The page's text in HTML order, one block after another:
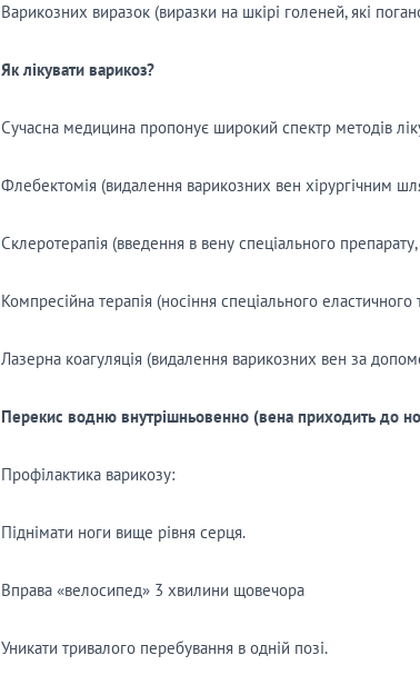
Варикозних виразок (виразки на шкірі голеней, які
Як лікувати варикоз?
Сучасна медицина пропонує широкий спектр методів
Флебектомія (видалення варикозних вен хірургічним
Склеротерапія (введення в вену спеціального
Компресійна терапія (носіння спеціального еластичного
Лазерна коагуляція (видалення варикозних вен за
Перекис водню внутрішньовенно (вена приходить до
Профілактика варикозу:
Піднімати ноги вище рівня серця.
Вправа «велосипед» 3 хвилини щовечора
Уникати тривалого перебування в одній позі.